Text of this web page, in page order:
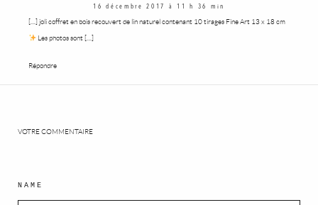
16 décembre 2017 à 11 h 36 min
[…] joli coffret en bois recouvert de lin naturel contenant 10 tirages Fine Art 13 x 18 cm
Les photos sont […]
Répondre
VOTRE COMMENTAIRE
NAME